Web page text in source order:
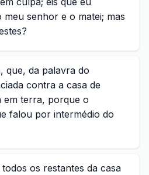
senhor e o matei; mas
que, da palavra do
contra a casa de
em terra, porque o
falou por intermédio do
os restantes da casa